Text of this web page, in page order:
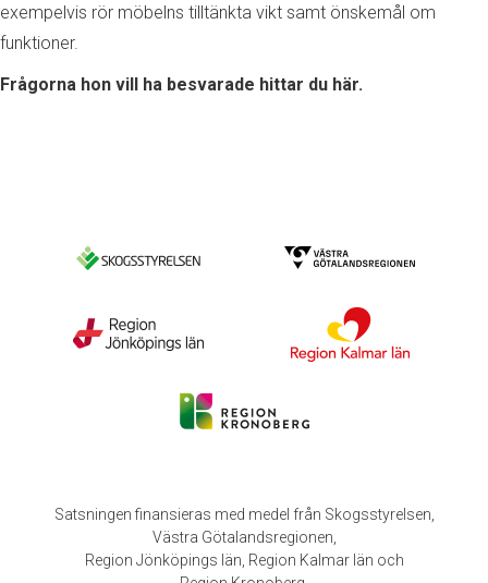
exempelvis rör möbelns tilltänkta vikt samt önskemål om
funktioner.
Frågorna hon vill ha besvarade hittar du här.
Satsningen finansieras med medel från Skogsstyrelsen,
Västra Götalandsregionen,
Region Jönköpings län, Region Kalmar län och